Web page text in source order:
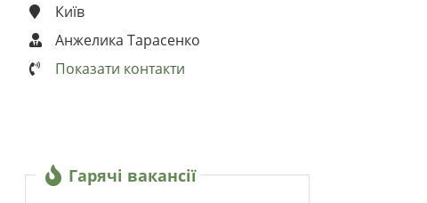
Київ
Анжелика Тарасенко
Показати контакти
Гарячі вакансії